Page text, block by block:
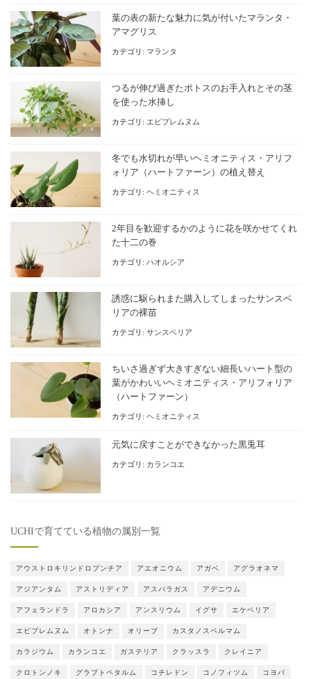
葉の表の新たな魅力に気が付いたマランタ・
アマグリス
カテゴリ: マランタ
つるが伸び過ぎたポトスのお手入れとその茎
を使った水挿し
カテゴリ: エピプレムヌム
冬でも水切れが早いヘミオニティス・アリフ
ォリア（ハートファーン）の植え替え
カテゴリ: ヘミオニティス
2年目を歓迎するかのように花を咲かせてくれ
た十二の巻
カテゴリ: ハオルシア
誘惑に駆られまた購入してしまったサンスベ
リアの裸苗
カテゴリ: サンスベリア
ちいさ過ぎず大きすぎない細長いハート型の
葉がかわいいヘミオニティス・アリフォリア
（ハートファーン）
カテゴリ: ヘミオニティス
元気に戻すことができなかった黒兎耳
カテゴリ: カランコエ
UCHIで育てている植物の属別一覧
アウストロキリンドロプンチア アエオニウム アガベ アグラオネマ
アジアンタム アストリディア アスパラガス アデニウム
アフェランドラ アロカシア アンスリウム イグサ エケベリア
エピプレムヌム オトンナ オリーブ カスタノスペルマム
カラジウム カランコエ ガステリア クラッスラ クレイニア
クロトンノキ グラプトペタルム コチレドン コノフィツム コヨバ